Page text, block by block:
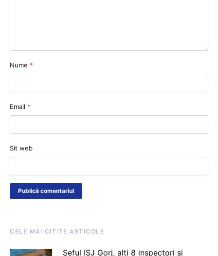
Nume *
Email *
Sit web
CELE MAI CITITE ARTICOLE
Șeful ISJ Gorj, alți 8 inspectori și